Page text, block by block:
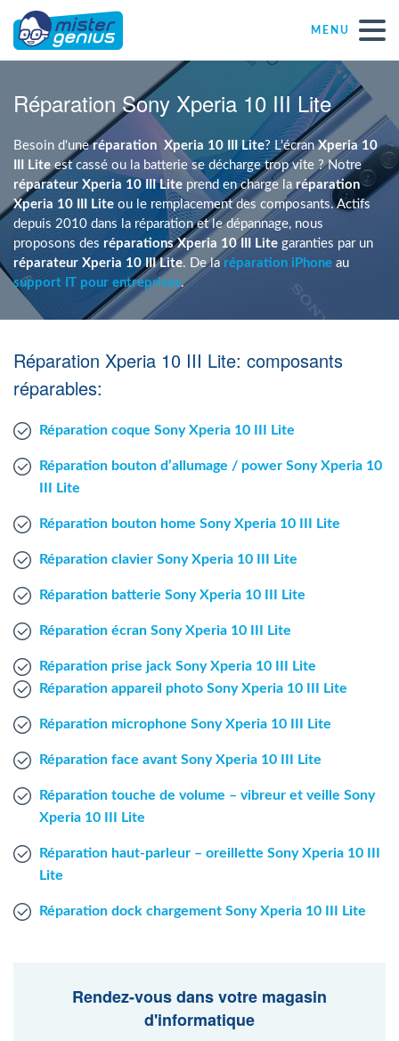
MENU
Réparations – Dépannages
Magasins informatiques toutes marques
Particulier
Indépendant
ASBL
Agent Mac
Réparation Sony Xperia 10 III Lite
Besoin d'uneréparation Xperia 10 III Lite? L'écranXperia 10
III Lite est cassé ou la batterie se décharge trop vite ? Notre
réparateur Xperia 10 III Lite prend en charge la réparation
Xperia 10 III Lite ou le remplacement des composants. Actifs
depuis 2010 dans la réparation et le dépannage, nous
proposons des réparations Xperia 10 III Lite garanties par un
réparateur Xperia 10 III Lite. De la réparation iPhone au
support IT pour entreprises.
Réparation Xperia 10 III Lite: composants
réparables:
Réparation coque Sony Xperia 10 III Lite
Réparation bouton d’allumage / power Sony Xperia 10
III Lite
Réparation bouton home Sony Xperia 10 III Lite
Réparation clavier Sony Xperia 10 III Lite
Réparation batterie Sony Xperia 10 III Lite
Réparation écran Sony Xperia 10 III Lite
Réparation prise jack Sony Xperia 10 III Lite
Réparation appareil photo Sony Xperia 10 III Lite
Réparation microphone Sony Xperia 10 III Lite
Réparation face avant Sony Xperia 10 III Lite
Réparation touche de volume – vibreur et veille Sony
Xperia 10 III Lite
Réparation haut-parleur – oreillette Sony Xperia 10 III
Lite
Réparation dock chargement Sony Xperia 10 III Lite
Rendez-vous dans votre magasin
d'informatique